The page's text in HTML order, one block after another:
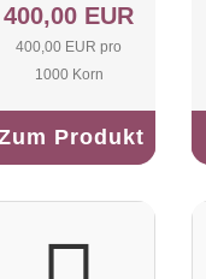
400,00 EUR
400,00 EUR pro
1000 Korn
Produkt